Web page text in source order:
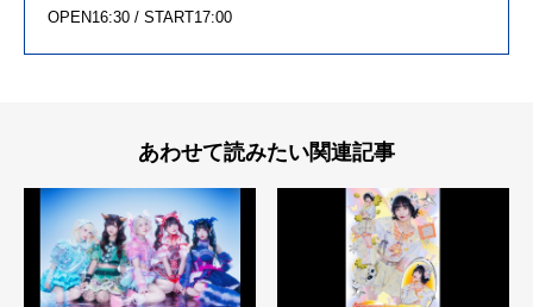
OPEN16:30 / START17:00
あわせて読みたい関連記事